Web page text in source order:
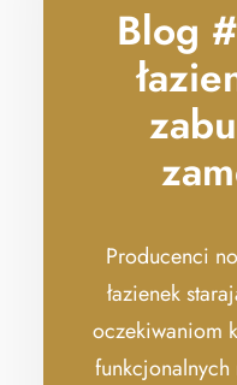
Blog
Producenci
łazienek
oczekiwaniom